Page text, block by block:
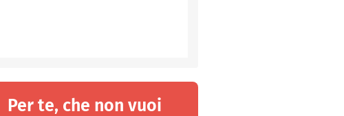
Per te, che non vuoi